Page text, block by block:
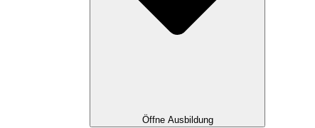
Öffne Ausbildung